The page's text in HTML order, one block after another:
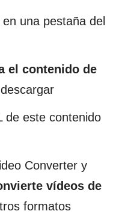
una pestaña del
el contenido de
de este contenido
Converter y
vídeos de
formatos